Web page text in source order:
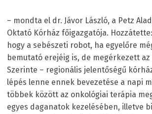
– mondta el dr. Jávor László, a Petz
Oktató Kórház főigazgatója.
hogy a sebészeti robot, ha egyelőre
bemutató erejéig is, de megérkezett
Szerinte – regionális jelentőségű
lépés lenne ennek bevezetése a napi
többek között az onkológiai terápia
egyes daganatok kezelésében, illetve